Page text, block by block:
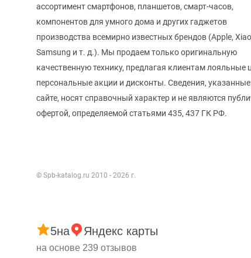
ассортимент смартфонов, планшетов, смарт-часов,
компонентов для умного дома и других гаджетов
производства всемирно известных брендов (Apple,
Samsung и т. д.). Мы продаем только оригинальную
качественную технику, предлагая клиентам лояльные
персональные акции и дисконты. Сведения,
сайте, носят справочный характер и не являются
офертой, определяемой статьями 435, 437 ГК РФ.
© Spb-katalog.ru 2010 - 2026 г.
5на Яндекс карты
на основе 239 отзывов